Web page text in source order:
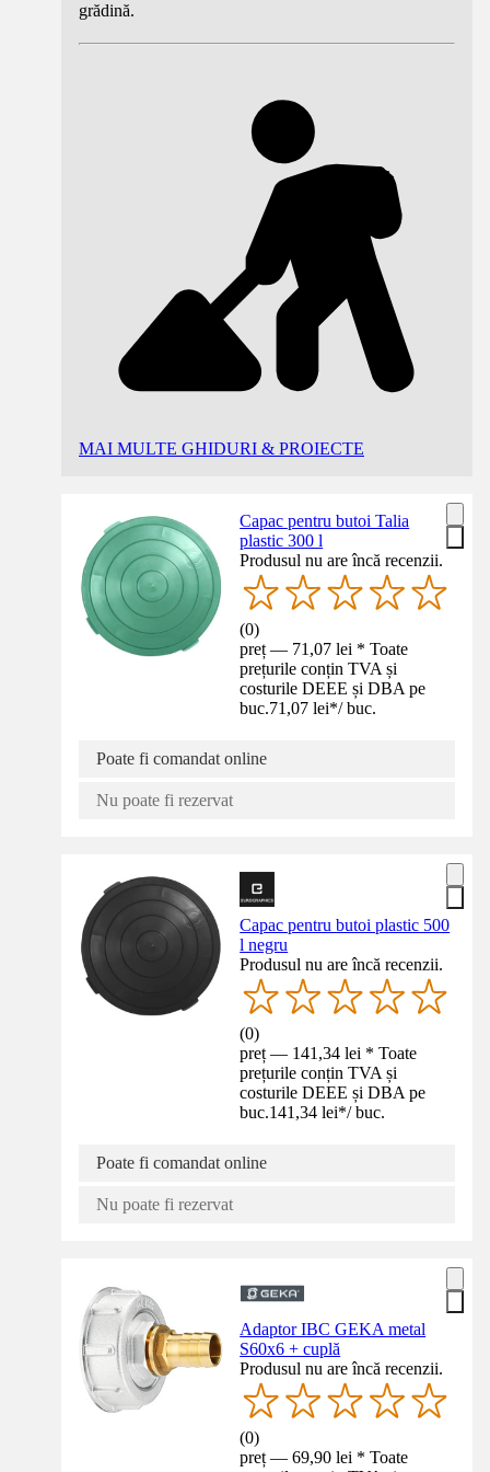
grădină.
MAI MULTE GHIDURI & PROIECTE
Capac pentru butoi Talia
plastic 300 l
Produsul nu are încă recenzii.
(0)
preț — 71,07 lei * Toate
prețurile conțin TVA și
costurile DEEE și DBA pe
buc.71,07 lei*/ buc.
Poate fi comandat online
Nu poate fi rezervat
Capac pentru butoi plastic 500
l negru
Produsul nu are încă recenzii.
(0)
preț — 141,34 lei * Toate
prețurile conțin TVA și
costurile DEEE și DBA pe
buc.141,34 lei*/ buc.
Poate fi comandat online
Nu poate fi rezervat
Adaptor IBC GEKA metal
S60x6 + cuplă
Produsul nu are încă recenzii.
(0)
preț — 69,90 lei * Toate